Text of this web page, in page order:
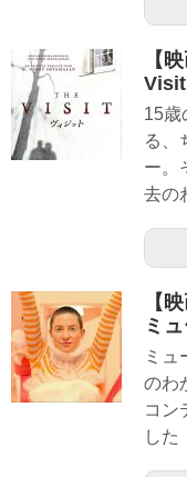
【
Visit
15歳
る、
ー。
去の
【
ミ
ミュ
のわ
コン
した